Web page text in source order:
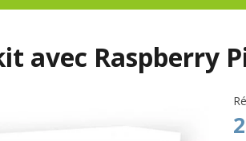
avec Raspberry